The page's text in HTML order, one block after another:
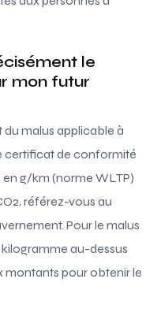
le
mon futur
malus applicable à
certificat de conformité
en g/km (norme WLTP)
référez-vous au
Pour le malus
au-dessus
montants pour obtenir le